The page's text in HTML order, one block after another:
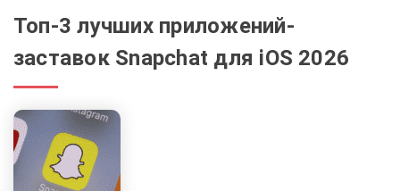
Топ-3 лучших приложений-
заставок Snapchat для iOS 2026